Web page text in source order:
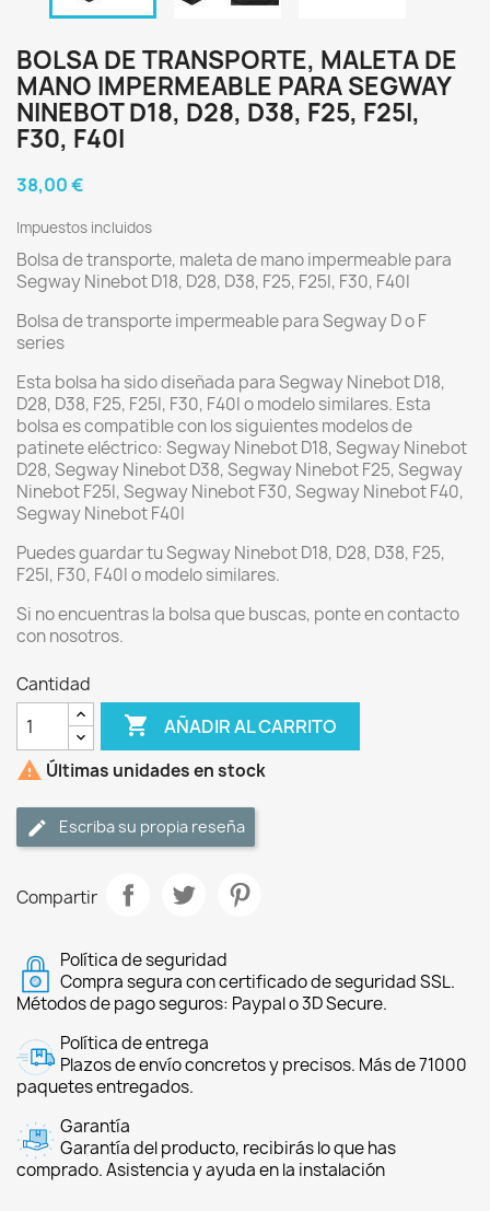
BOLSA DE TRANSPORTE, MALETA DE
MANO IMPERMEABLE PARA SEGWAY
NINEBOT D18, D28, D38, F25, F25I,
F30, F40I
38,00 €
Impuestos incluidos
Bolsa de transporte, maleta de mano impermeable para
Segway Ninebot D18, D28, D38, F25, F25I, F30, F40I
Bolsa de transporte impermeable para Segway D o F
series
Esta bolsa ha sido diseñada para Segway Ninebot D18,
D28, D38, F25, F25I, F30, F40I o modelo similares. Esta
bolsa es compatible con los siguientes modelos de
patinete eléctrico: Segway Ninebot D18, Segway Ninebot
D28, Segway Ninebot D38, Segway Ninebot F25, Segway
Ninebot F25I, Segway Ninebot F30, Segway Ninebot F40,
Segway Ninebot F40I
Puedes guardar tu Segway Ninebot D18, D28, D38, F25,
F25I, F30, F40I o modelo similares.
Si no encuentras la bolsa que buscas, ponte en contacto
con nosotros.
Cantidad
 AÑADIR AL CARRITO
 Últimas unidades en stock
Escriba su propia reseña
Compartir
Política de seguridad
Compra segura con certificado de seguridad SSL.
Métodos de pago seguros: Paypal o 3D Secure.
Política de entrega
Plazos de envío concretos y precisos. Más de 71000
paquetes entregados.
Garantía
Garantía del producto, recibirás lo que has
comprado. Asistencia y ayuda en la instalación